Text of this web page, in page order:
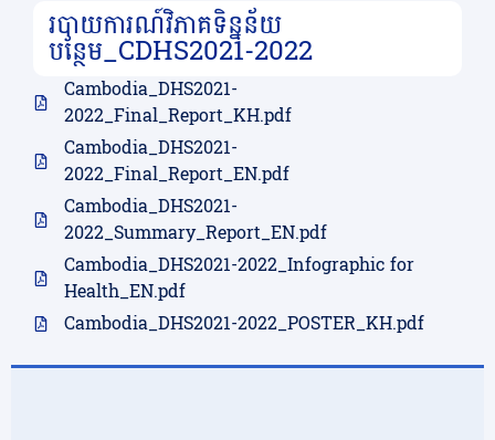
របាយការណ៍វិភាគទិន្នន័យ
បន្ថែម_CDHS2021-2022
Cambodia_DHS2021-
2022_Final_Report_KH.pdf
Cambodia_DHS2021-
2022_Final_Report_EN.pdf
Cambodia_DHS2021-
2022_Summary_Report_EN.pdf
Cambodia_DHS2021-2022_Infographic for
Health_EN.pdf
Cambodia_DHS2021-2022_POSTER_KH.pdf